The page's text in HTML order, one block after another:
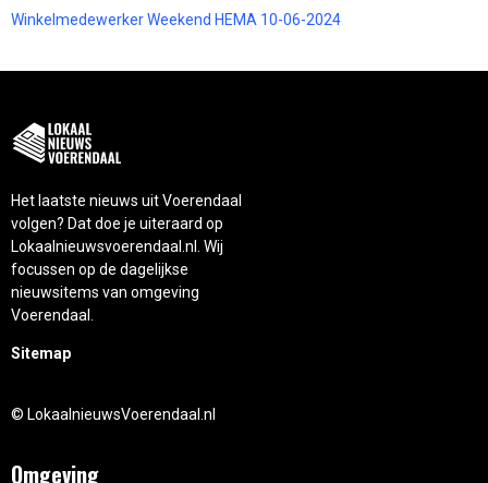
Winkelmedewerker Weekend HEMA 10-06-2024
Het laatste nieuws uit Voerendaal
volgen? Dat doe je uiteraard op
Lokaalnieuwsvoerendaal.nl. Wij
focussen op de dagelijkse
nieuwsitems van omgeving
Voerendaal.
Sitemap
© LokaalnieuwsVoerendaal.nl
Omgeving